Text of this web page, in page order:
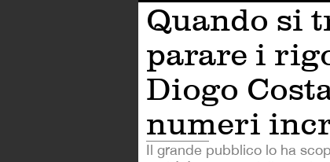
Quando si
parare i
Diogo
numeri
Il grande pubblico lo ha